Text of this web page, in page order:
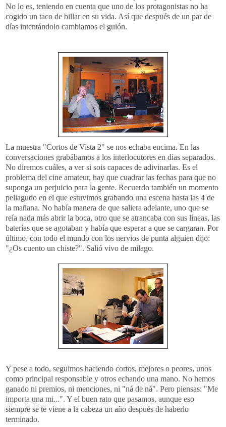
No lo es, teniendo en cuenta que uno de los protagonistas no ha
cogido un taco de billar en su vida. Así que después de un par de
días intentándolo cambiamos el guión.
La muestra "Cortos de Vista 2" se nos echaba encima. En las
conversaciones grabábamos a los interlocutores en días separados.
No diremos cuáles, a ver si sois capaces de adivinarlas. Es el
problema del cine amateur, hay que cuadrar las fechas para que no
suponga un perjuicio para la gente. Recuerdo también un momento
peliagudo en el que estuvimos grabando una escena hasta las 4 de
la mañana. No había manera de que saliera adelante, uno que se
reía nada más abrir la boca, otro que se atrancaba con sus líneas, las
baterías que se agotaban y había que esperar a que se cargaran. Por
último, con todo el mundo con los nervios de punta alguien dijo:
"¿Os cuento un chiste?". Salió vivo de milago.
Y pese a todo, seguimos haciendo cortos, mejores o peores, unos
como principal responsable y otros echando una mano. No hemos
ganado ni premios, ni menciones, ni "ná de ná". Pero piensas: "Me
importa una mi...". Y el buen rato que pasamos, aunque eso
siempre se te viene a la cabeza un año después de haberlo
terminado.